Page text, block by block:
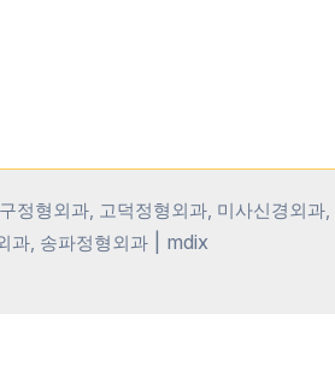
정형외과, 고덕정형외과, 미사신경외과,
과, 송파정형외과
mdix